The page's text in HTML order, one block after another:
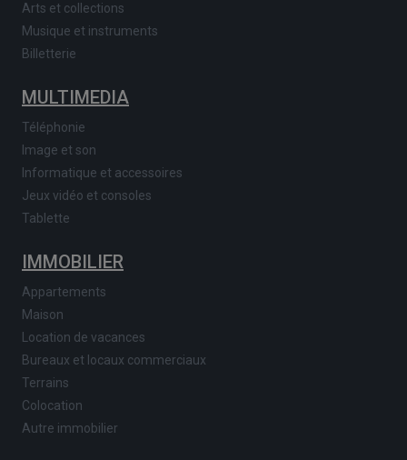
Arts et collections
Musique et instruments
Billetterie
MULTIMEDIA
Téléphonie
Image et son
Informatique et accessoires
Jeux vidéo et consoles
Tablette
IMMOBILIER
Appartements
Maison
Location de vacances
Bureaux et locaux commerciaux
Terrains
Colocation
Autre immobilier